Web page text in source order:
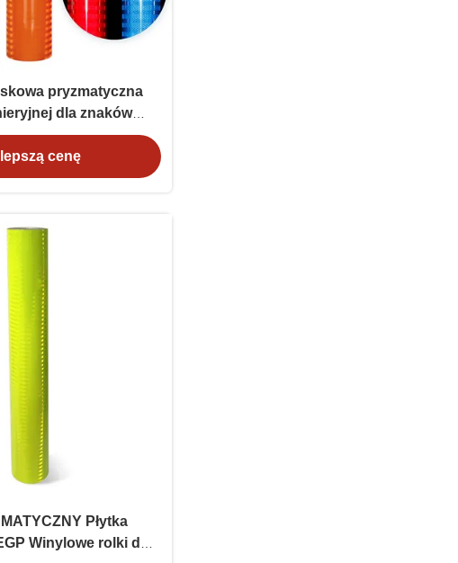
pryzmatyczna
dla znaków
cenę
Płytka
Winylowe rolki do